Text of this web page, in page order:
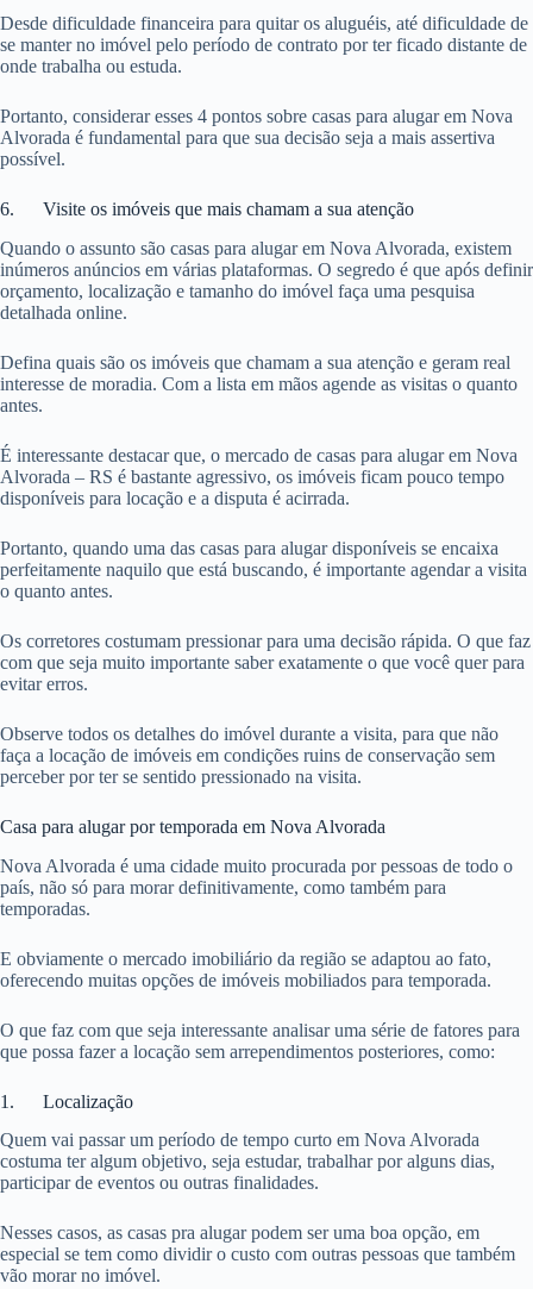
Desde dificuldade financeira para quitar os aluguéis, até dificuldade de
se manter no imóvel pelo período de contrato por ter ficado distante de
onde trabalha ou estuda.
Portanto, considerar esses 4 pontos sobre casas para alugar em Nova
Alvorada é fundamental para que sua decisão seja a mais assertiva
possível.
6. Visite os imóveis que mais chamam a sua atenção
Quando o assunto são casas para alugar em Nova Alvorada, existem
inúmeros anúncios em várias plataformas. O segredo é que após definir
orçamento, localização e tamanho do imóvel faça uma pesquisa
detalhada online.
Defina quais são os imóveis que chamam a sua atenção e geram real
interesse de moradia. Com a lista em mãos agende as visitas o quanto
antes.
É interessante destacar que, o mercado de casas para alugar em Nova
Alvorada – RS é bastante agressivo, os imóveis ficam pouco tempo
disponíveis para locação e a disputa é acirrada.
Portanto, quando uma das casas para alugar disponíveis se encaixa
perfeitamente naquilo que está buscando, é importante agendar a visita
o quanto antes.
Os corretores costumam pressionar para uma decisão rápida. O que faz
com que seja muito importante saber exatamente o que você quer para
evitar erros.
Observe todos os detalhes do imóvel durante a visita, para que não
faça a locação de imóveis em condições ruins de conservação sem
perceber por ter se sentido pressionado na visita.
Casa para alugar por temporada em Nova Alvorada
Nova Alvorada é uma cidade muito procurada por pessoas de todo o
país, não só para morar definitivamente, como também para
temporadas.
E obviamente o mercado imobiliário da região se adaptou ao fato,
oferecendo muitas opções de imóveis mobiliados para temporada.
O que faz com que seja interessante analisar uma série de fatores para
que possa fazer a locação sem arrependimentos posteriores, como:
1. Localização
Quem vai passar um período de tempo curto em Nova Alvorada
costuma ter algum objetivo, seja estudar, trabalhar por alguns dias,
participar de eventos ou outras finalidades.
Nesses casos, as casas pra alugar podem ser uma boa opção, em
especial se tem como dividir o custo com outras pessoas que também
vão morar no imóvel.